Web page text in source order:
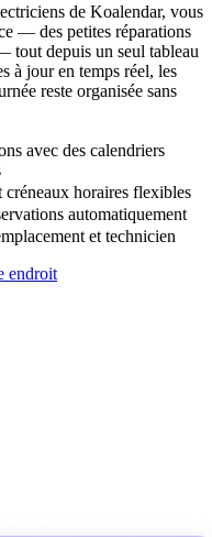
de Koalendar, vous
— des petites réparations
tout depuis un seul tableau
à jour en temps réel, les
reste organisée sans
avec des calendriers
créneaux horaires flexibles
automatiquement
et technicien
endroit